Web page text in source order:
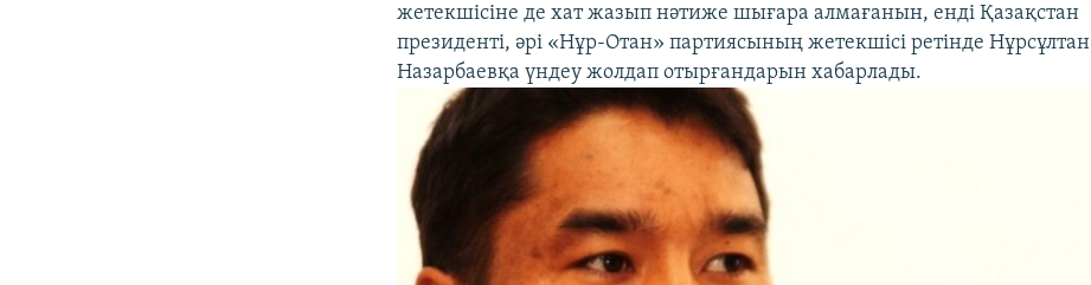
жетекшісіне де хат жазып нәтиже шығара алмағанын, енді Қазақстан
президенті, әрі «Нұр-Отан» партиясының жетекшісі ретінде Нұрсұлтан
Назарбаевқа үндеу жолдап отырғандарын хабарлады.